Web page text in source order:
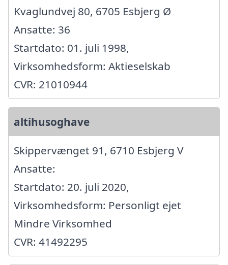
Kvaglundvej 80, 6705 Esbjerg Ø
Ansatte: 36
Startdato: 01. juli 1998,
Virksomhedsform: Aktieselskab
CVR: 21010944
altihusoghave
Skippervænget 91, 6710 Esbjerg V
Ansatte:
Startdato: 20. juli 2020,
Virksomhedsform: Personligt ejet
Mindre Virksomhed
CVR: 41492295